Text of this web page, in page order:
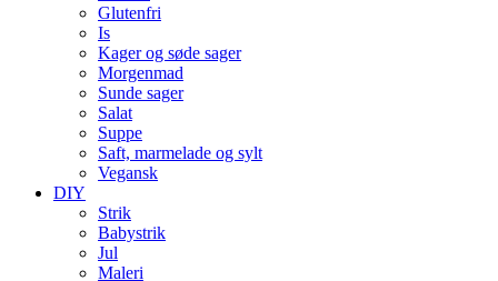
Glutenfri
Is
Kager og søde sager
Morgenmad
Sunde sager
Salat
Suppe
Saft, marmelade og sylt
Vegansk
DIY
Strik
Babystrik
Jul
Maleri